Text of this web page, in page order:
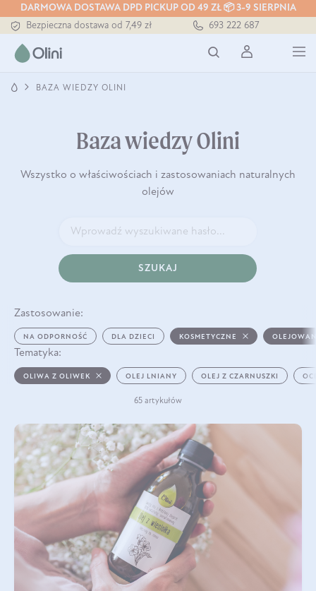
DARMOWA DOSTAWA DPD PICKUP OD 49 ZŁ 📦 3-9 SIERPNIA
Bezpieczna dostawa od 7,49 zł
Darmowa dostawa od 199 zł
693 222 687
BAZA WIEDZY OLINI
Baza wiedzy Olini
Wszystko o właściwościach i zastosowaniach naturalnych
olejów
SZUKAJ
Zastosowanie:
NA ODPORNOŚĆ DLA DZIECI KOSMETYCZNE
Tematyka:
OLIWA Z OLIWEK OLEJ LNIANY OLEJ Z CZARNUSZKI
65 artykułów